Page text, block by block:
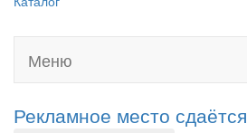
Меню
Рекламное место сдаётся